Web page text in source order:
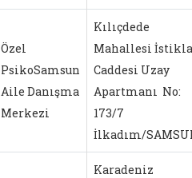
Özel
PsikoSamsun
Aile Danışma
Merkezi
Kılıçdede
Mahallesi
Caddesi Uzay
Apartmanı No:
173/7
İlkadım/
Karadeniz